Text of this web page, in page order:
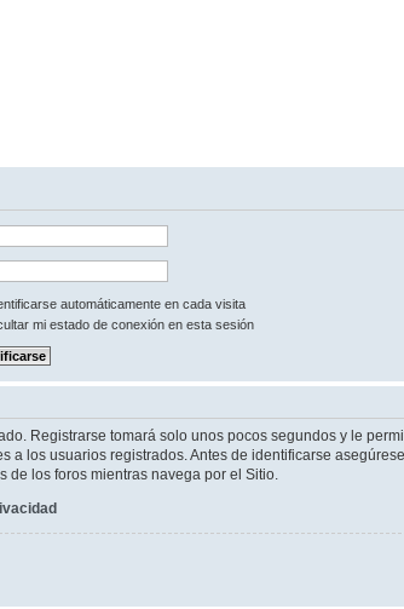
automáticamente en cada visita
mi estado de conexión en esta sesión
Registrarse tomará solo unos pocos segundos y le
a los usuarios registrados. Antes de identificarse
de los foros mientras navega por el Sitio.